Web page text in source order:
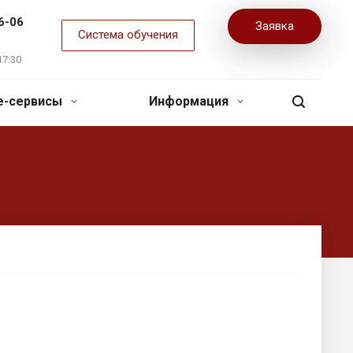
06
Система обучения
Заявка
сервисы Информация